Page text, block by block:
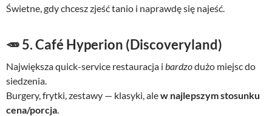
Świetne, gdy chcesz zjeść tanio i naprawdę się najeść.
🥕5. Café Hyperion (Discoveryland)
Największa quick-service restauracja i bardzodużo miejsc do
siedzenia.
Burgery, frytki, zestawy — klasyki, alew najlepszym stosunku
cena/porcja